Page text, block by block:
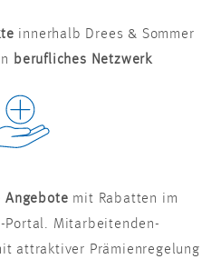
innerhalb Drees & Sommer
berufliches Netzwerk
mit Rabatten im
Portal. Mitarbeitenden-
attraktiver Prämienregelung